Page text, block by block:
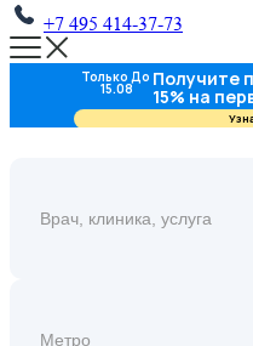
+7 495 414-37-73
Только До
15.08 Получите
15% на